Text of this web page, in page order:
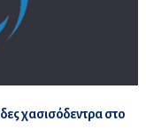
χασισόδεντρα στο